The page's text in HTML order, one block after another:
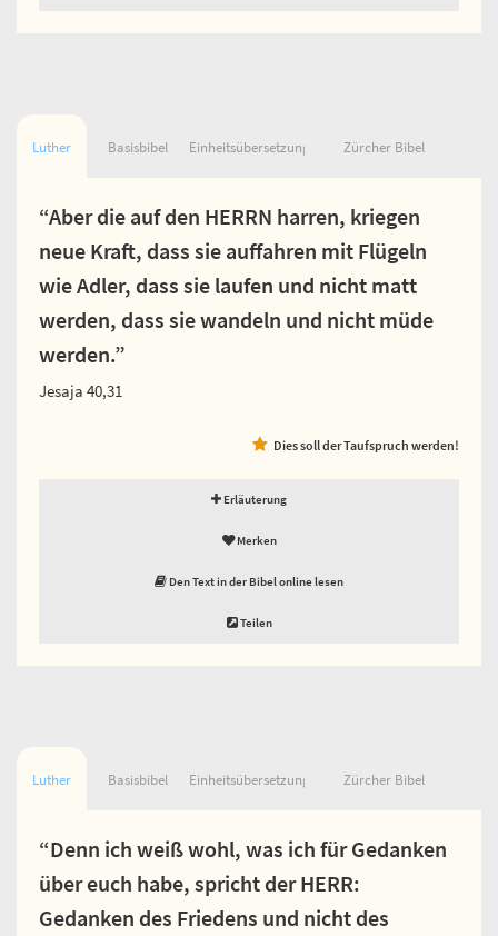
Luther Basisbibel Einheitsübersetzung Zürcher Bibel
“Aber die auf den HERRN harren, kriegen
neue Kraft, dass sie auffahren mit Flügeln
wie Adler, dass sie laufen und nicht matt
werden, dass sie wandeln und nicht müde
werden.”
Jesaja 40,31
Dies soll der Taufspruch werden!
Erläuterung
Merken
Den Text in der Bibel online lesen
Teilen
Luther Basisbibel Einheitsübersetzung Zürcher Bibel
“Denn ich weiß wohl, was ich für Gedanken
über euch habe, spricht der HERR:
Gedanken des Friedens und nicht des